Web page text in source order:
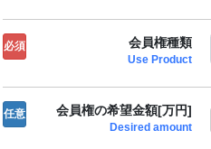
必須 会員権種類
Use Product
任意 会員権の希望金額[万円]
Desired amount